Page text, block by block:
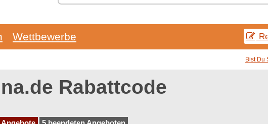
Wettbewerbe
Bist Du
Rabattcode